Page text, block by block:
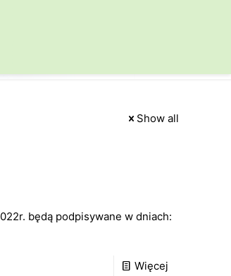
Show all
będą podpisywane w dniach:
Więcej